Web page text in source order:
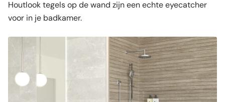
Houtlook tegels op de wand zijn een echte eyecatcher
voor in je badkamer.